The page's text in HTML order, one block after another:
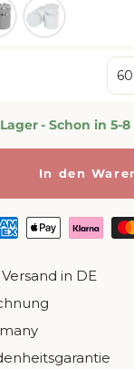
laden
Galerieansicht
Bild 10 in
- Schon in 5-
In den
in DE